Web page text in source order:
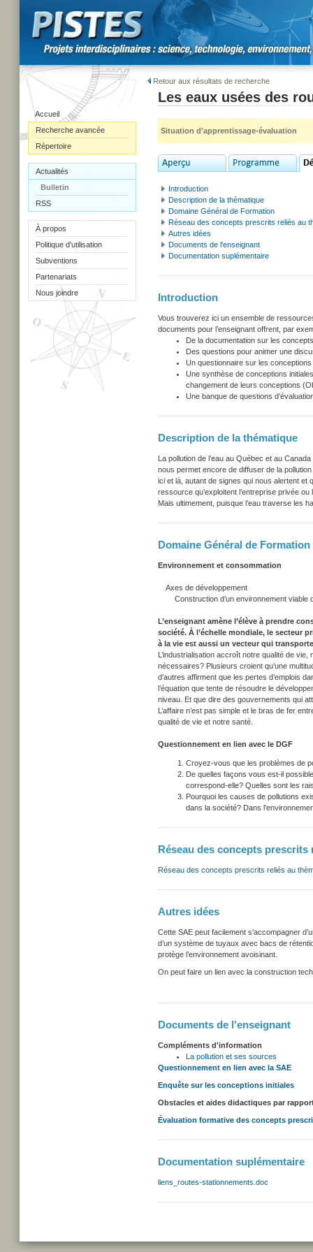
Accueil
Recherche avancée
Répertoire
Actualités
Bulletin
RSS
À propos
Politique d'utilisation
Subventions
Partenariats
Nous joindre
Retour aux résultats de recherche
Les eaux usées des
Situation d'apprentissage-évaluation
Introduction
Description de la thématique
Domaine Général de Formation
Réseau des concepts prescrits reliés au
Autres idées
Documents de l'enseignant
Documentation suplémentaire
Introduction
Vous trouverez ici un ensemble de
documents pour l’enseignant offrent, par
De la documentation sur les
Des questions pour animer une
Un questionnaire sur les
Une synthèse de conceptions
changement de leurs conceptions
Une banque de questions
Description de la thématique
La pollution de l’eau au Québec et au
nous permet encore de diffuser de la
ici et là, autant de signes qui nous alertent et
ressource qu’exploitent l’entreprise privée
Mais ultimement, puisque l’eau traverse les
Domaine Général de Formation
Environnement et consommation
Axes de développement
Construction d’un environnement viable
L’enseignant amène l’élève à prendre
société. À l’échelle mondiale, le secteur
à la vie est aussi un vecteur qui
L’industrialisation accroît notre qualité de
nécessaires? Plusieurs croient qu’une
d’autres affirment que les pertes d’emplois
l’équation que tente de résoudre le
niveau. Et que dire des gouvernements qui
L’affaire n’est pas simple et le bras de fer
qualité de vie et notre santé.
Questionnement en lien avec le DGF
Croyez-vous que les problèmes de
De quelles façons vous est-il
correspond-elle? Quelles sont les
Pourquoi les causes de pollutions
dans la société? Dans
Réseau des concepts prescrits
Réseau des concepts prescrits reliés au
Autres idées
Cette SAE peut facilement s’accompagner
d’un système de tuyaux avec bacs de
protège l’environnement avoisinant.
On peut faire un lien avec la construction
Documents de l'enseignant
Compléments d'information
La pollution et ses sources
Questionnement en lien avec la SAE
Enquête sur les conceptions initiales
Obstacles et aides didactiques par
Évaluation formative des concepts
Documentation suplémentaire
liens_routes-stationnements.doc